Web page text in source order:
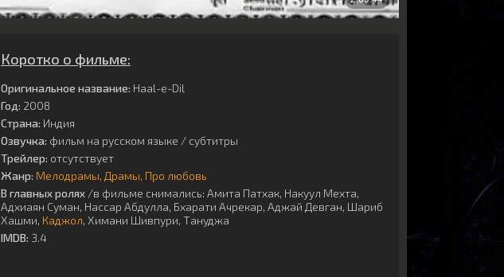
Коротко о фильме:
Оригинальное название: Haal-e-Dil
Год: 2008
Страна: Индия
Озвучка: фильм на русском языке / субтитры
Трейлер: отсутствует
Жанр: Мелодрамы Драмы Про любовь
В главных ролях /в фильме снимались: Амита Патхак, Накуул Мехта,
Адхиаян Суман, Нассар Абдулла, Бхарати Ачрекар, Аджай Девган, Шариб
Хашми, Каджол, Химани Шивпури, Тануджа
IMDB: 3.4